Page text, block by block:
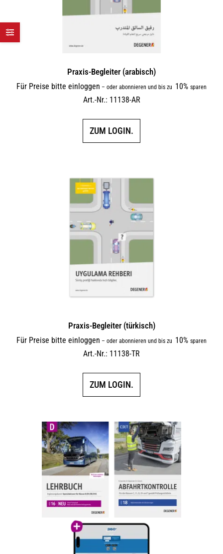
Praxis-Begleiter (arabisch)
Für Preise bitte einloggen – oder abonnieren und bis zu 10% sparen
Art.-Nr.: 11138-AR
ZUM LOGIN.
Praxis-Begleiter (türkisch)
Für Preise bitte einloggen – oder abonnieren und bis zu 10% sparen
Art.-Nr.: 11138-TR
ZUM LOGIN.